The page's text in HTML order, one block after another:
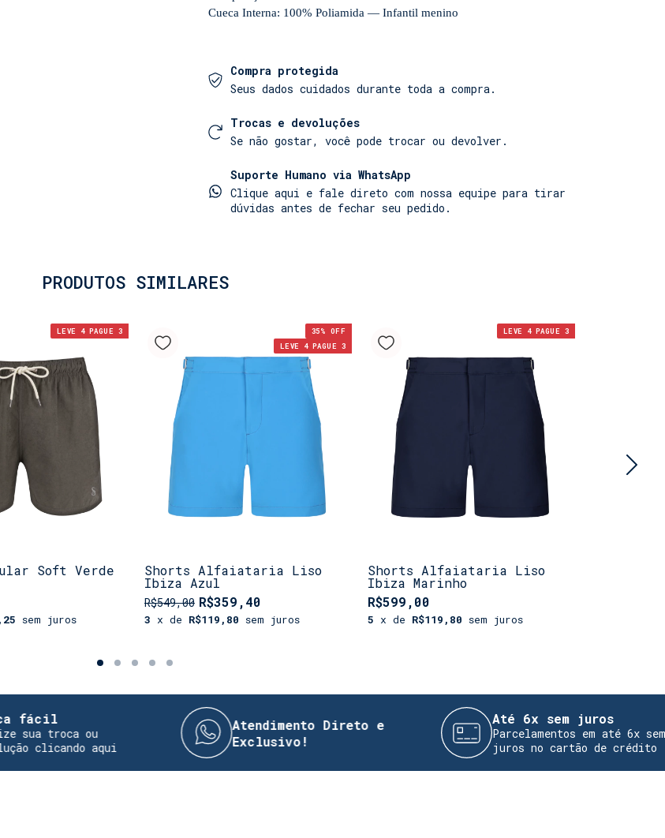
Cueca Interna: 100% Poliamida — Infantil menino
Compra protegida
Seus dados cuidados durante toda a compra.
Trocas e devoluções
Se não gostar, você pode trocar ou devolver.
Suporte Humano via WhatsApp
Clique aqui e fale direto com nossa equipe para tirar
dúvidas antes de fechar seu pedido.
PRODUTOS SIMILARES
LEVE 4 PAGUE 3
Soft Verde
sem juros
35% OFF
LEVE 4 PAGUE 3
Shorts Alfaiataria Liso
Ibiza Azul
R$549,00 R$359,40
3 x de R$119,80 sem juros
LEVE 4 PAGUE 3
Shorts Alfaiataria Liso
Ibiza Marinho
R$599,00
5 x de R$119,80 sem juros
ou
aqui
Atendimento Direto e
Exclusivo!
Até 6x sem juros
Parcelamentos em até 6x sem
juros no cartão de crédito